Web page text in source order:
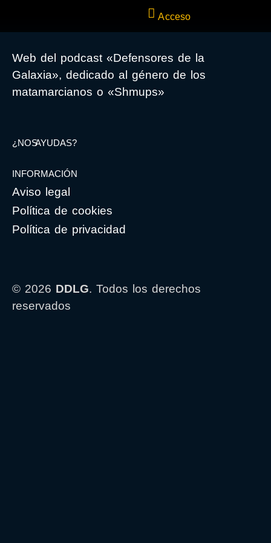
Acceso
Web del podcast «Defensores de la
Galaxia», dedicado al género de los
matamarcianos o «Shmups»
¿NOS AYUDAS?
INFORMACIÓN
Aviso legal
Política de cookies
Política de privacidad
© 2026 DDLG. Todos los derechos
reservados